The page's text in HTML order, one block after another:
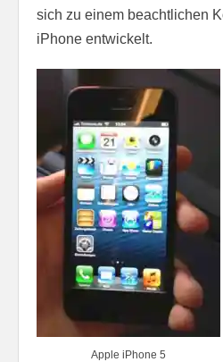
sich zu einem beachtlichen
iPhone entwickelt.
Apple iPhone 5